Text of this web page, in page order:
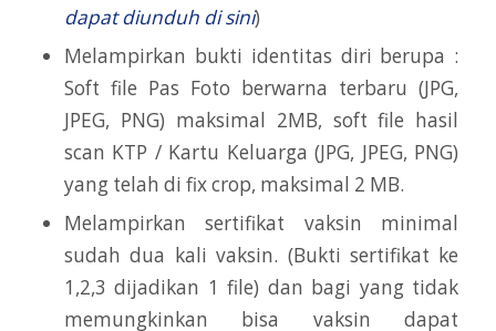
dapat diunduh di sini)
Melampirkan bukti identitas diri berupa :
Soft file Pas Foto berwarna terbaru (JPG,
JPEG, PNG) maksimal 2MB, soft file hasil
scan KTP / Kartu Keluarga (JPG, JPEG, PNG)
yang telah di fix crop, maksimal 2 MB.
Melampirkan sertifikat vaksin minimal
sudah dua kali vaksin. (Bukti sertifikat ke
1,2,3 dijadikan 1 file) dan bagi yang tidak
memungkinkan bisa vaksin dapat